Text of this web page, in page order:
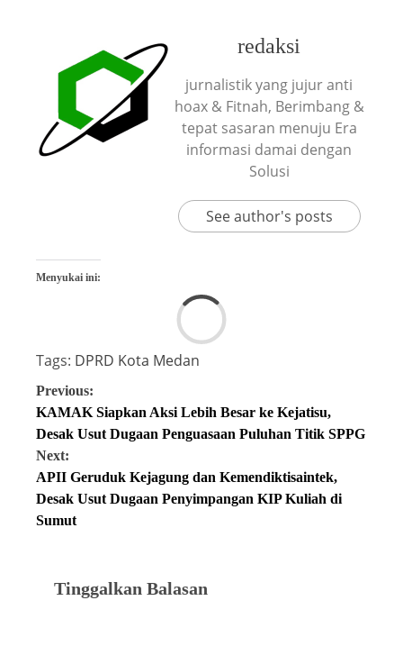
redaksi
jurnalistik yang jujur anti
hoax & Fitnah, Berimbang &
tepat sasaran menuju Era
informasi damai dengan
Solusi
See author's posts
Menyukai ini:
Tags: DPRD Kota Medan
Previous:
KAMAK Siapkan Aksi Lebih Besar ke Kejatisu,
Desak Usut Dugaan Penguasaan Puluhan Titik SPPG
Next:
APII Geruduk Kejagung dan Kemendiktisaintek,
Desak Usut Dugaan Penyimpangan KIP Kuliah di
Sumut
Tinggalkan Balasan